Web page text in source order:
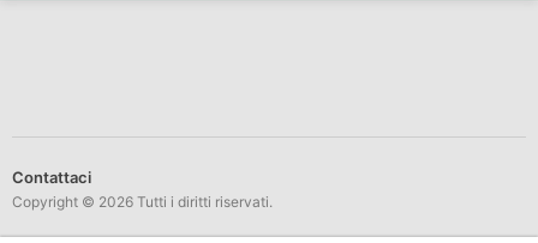
Contattaci
Copyright © 2026 Tutti i diritti riservati.